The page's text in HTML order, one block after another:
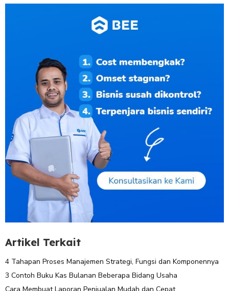
Artikel Terkait
4 Tahapan Proses Manajemen Strategi, Fungsi dan Komponennya
3 Contoh Buku Kas Bulanan Beberapa Bidang Usaha